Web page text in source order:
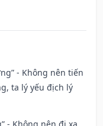
- Không nên tiến
ta lý yếu địch lý